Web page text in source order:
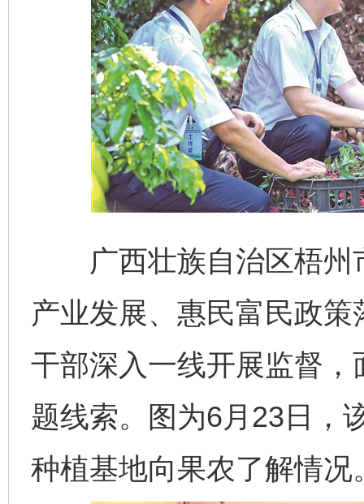
广西壮族自治区梧州
产业发展、惠民富民政
干部深入一线开展监督
题线索。图为6月23日，
种植基地向果农了解情况